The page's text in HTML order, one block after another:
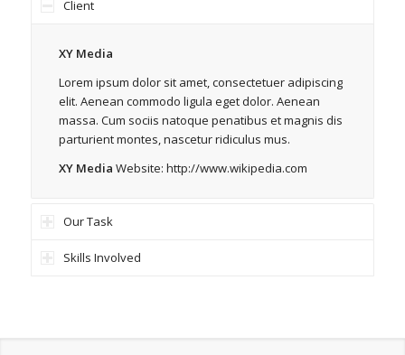
Client
XY Media
Lorem ipsum dolor sit amet, consectetuer adipiscing
elit. Aenean commodo ligula eget dolor. Aenean
massa. Cum sociis natoque penatibus et magnis dis
parturient montes, nascetur ridiculus mus.
XY Media Website: http://www.wikipedia.com
Our Task
Skills Involved